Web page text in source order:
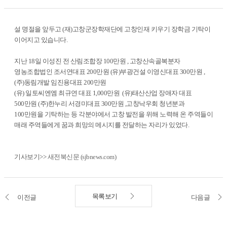
설 명절을 앞두고 (재)고창군장학재단에 고창인재 키우기 장학금 기탁이
이어지고 있습니다.
지난 18일 이성진 전 산림조합장 100만원 , 고창산속골복분자
영농조합법인 조서연대표 200만원 (유)부광건설 이영신대표 300만원 ,
(주)동림개발 임진용대표 200만원
(유) 일토씨엔엠 최규연 대표 1,000만원 (유)태산산업 장애자 대표
500만원 (주)한누리 서경미대표 300만원 ,고창낙우회 청년분과
100만원을 기탁하는 등 각분야에서 고창 발전을 위해 노력해 온 주역들이
매래 주역들에게 꿈과 희망의 메시지를 전달하는 자리가 있었다.
기사보기>>새전북신문 (sjbnews.com)
이전글 다음글
목록보기